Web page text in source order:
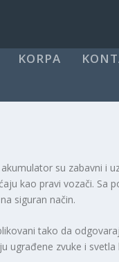
KORPA
su zabavni i
kao pravi vozači.
siguran način.
tako da
ugrađene zvuke i